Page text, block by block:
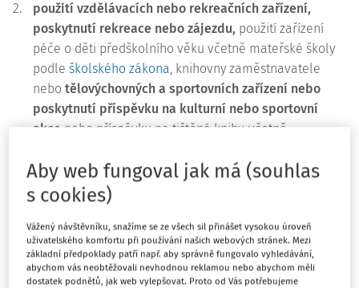
2.
použití vzdělávacích nebo rekreačních zařízení,
poskytnutí rekreace nebo zájezdu, použití zařízení
péče o děti předškolního věku včetně mateřské školy
podle školského zákona, knihovny zaměstnavatele
nebo tělovýchovných a sportovních zařízení nebo
poskytnutí příspěvku na kulturní nebo sportovní
akce nebo příspěvku na tištěné knihy, včetně
reklama přesahuje 50 % plochy; tato plnění jsou
osvobozena v úhrnu do výše poloviny průměrné mzdy
za zdaňovací období.
Poznámka:
Podle§ 4 odst. 1 zákona č. 372/2011 Sb., o zdravotních
Aby web fungoval jak má (souhlas
s cookies)
Vážený návštěvníku, snažíme se ze všech sil přinášet vysokou úroveň
uživatelského komfortu při používání našich webových stránek. Mezi
základní předpoklady patří např. aby správně fungovalo vyhledávání,
abychom vás neobtěžovali nevhodnou reklamou nebo abychom měli
dostatek podnětů, jak web vylepšovat. Proto od Vás potřebujeme